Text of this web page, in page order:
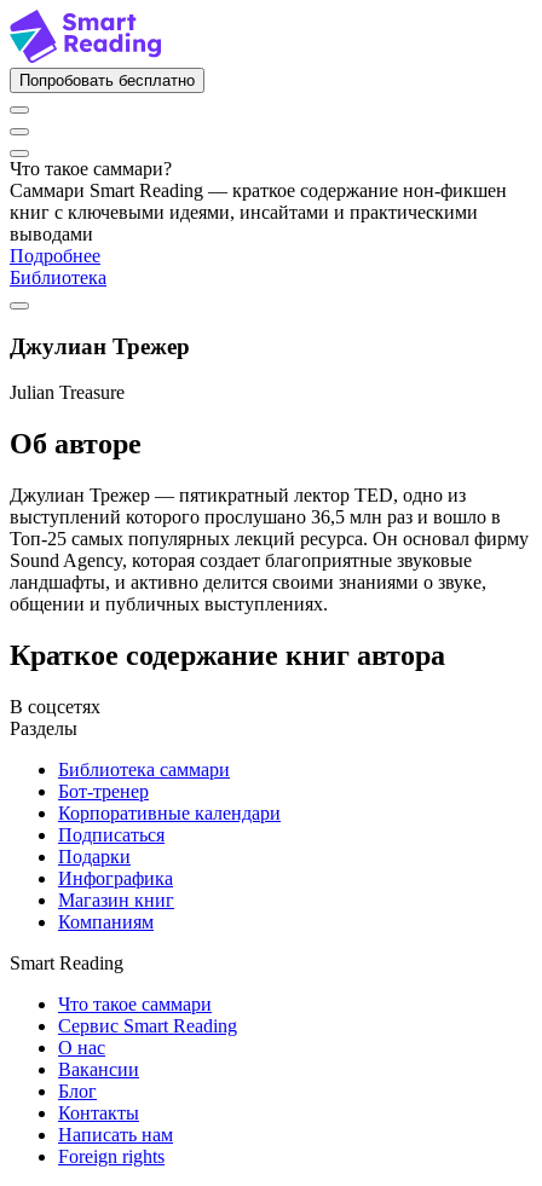
Попробовать бесплатно
Что такое саммари?
Саммари Smart Reading — краткое содержание нон-фикшен
книг с ключевыми идеями, инсайтами и практическими
выводами
Подробнее
Библиотека
Джулиан Трежер
Julian Treasure
Об авторе
Джулиан Трежер — пятикратный лектор TED, одно из
выступлений которого прослушано 36,5 млн раз и вошло в
Топ-25 самых популярных лекций ресурса. Он основал фирму
Sound Agency, которая создает благоприятные звуковые
ландшафты, и активно делится своими знаниями о звуке,
общении и публичных выступлениях.
Краткое содержание книг автора
В соцсетях
Разделы
Библиотека саммари
Бот-тренер
Корпоративные календари
Подписаться
Подарки
Инфографика
Магазин книг
Компаниям
Smart Reading
Что такое саммари
Сервис Smart Reading
О нас
Вакансии
Блог
Контакты
Написать нам
Foreign rights